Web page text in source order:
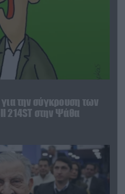
την σύγκρουση των
214ST στην Ψάθα